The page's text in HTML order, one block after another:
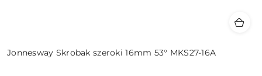
Jonnesway Skrobak szeroki 16mm 53° MKS27-16A